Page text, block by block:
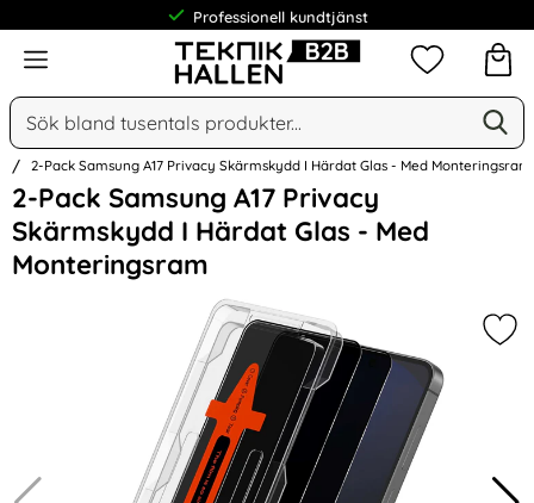
Professionell kundtjänst
Meny
Sök
Sök på Narse Group AB
Mina
2-Pack Samsung A17 Privacy Skärmskydd I Härdat Glas - Med Monteringsram
2-Pack Samsung A17 Privacy
Skärmskydd I Härdat Glas - Med
Monteringsram
Hoppa
över
Bilder